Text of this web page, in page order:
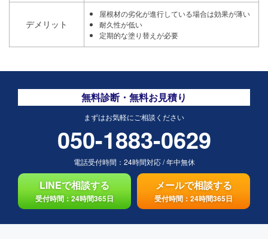
デメリット
屋根材の劣化が進行している場合は効果が薄い
耐久性が低い
定期的な塗り替えが必要
無料診断・無料お見積り
まずはお気軽にご相談ください
050-1883-0629
電話受付時間： 24時間対応/年中無休
LINEで相談する
受付時間：24時間365日
メールで相談する
受付時間：24時間365日